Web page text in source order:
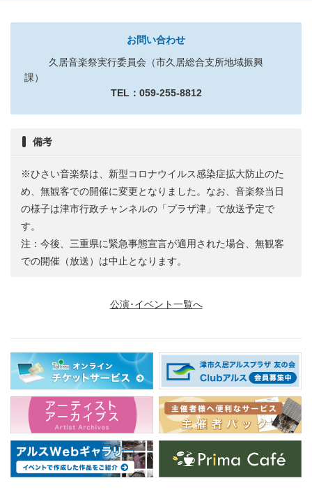
お問い合わせ
久居音楽祭実行委員会（市久居総合支所地域振興
課）
TEL：059-255-8812
備考
※ひさい音楽祭は、新型コロナウイルス感染症拡大防止のた
め、無観客での開催に変更となりました。なお、音楽祭当日
の様子は津市行政チャンネルの「プラザ津」で放送予定で
す。
注：今後、三重県に緊急事態宣言が適用された場合、無観客
での開催（放送）は中止となります。
公演･イベント一覧へ